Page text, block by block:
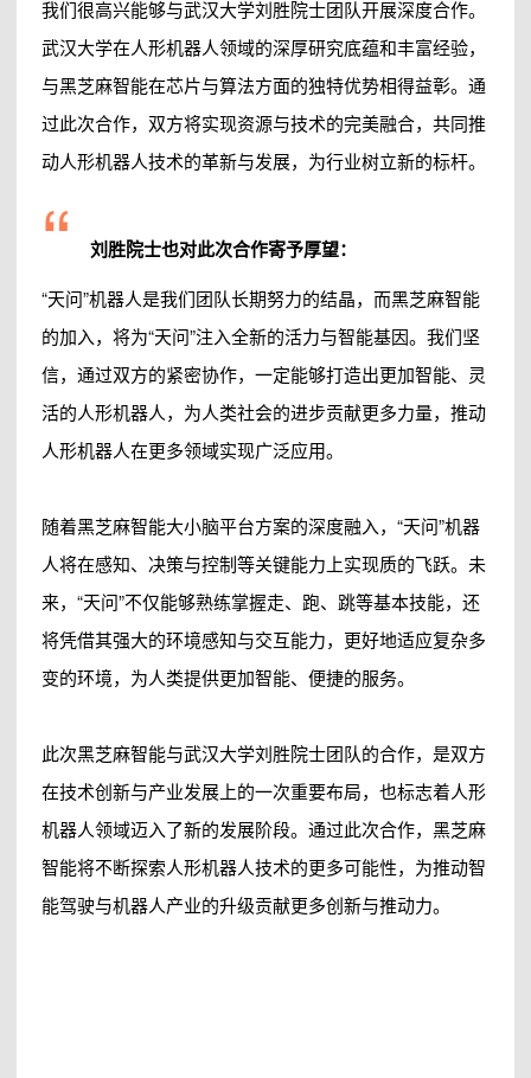
我们很高兴能够与武汉大学刘胜院士团队开展深度合作。
武汉大学在人形机器人领域的深厚研究底蕴和丰富经验，
与黑芝麻智能在芯片与算法方面的独特优势相得益彰。通
过此次合作，双方将实现资源与技术的完美融合，共同推
动人形机器人技术的革新与发展，为行业树立新的标杆。
“ 刘胜院士也对此次合作寄予厚望：
“天问”机器人是我们团队长期努力的结晶，而黑芝麻智能
的加入，将为“天问”注入全新的活力与智能基因。我们坚
信，通过双方的紧密协作，一定能够打造出更加智能、灵
活的人形机器人，为人类社会的进步贡献更多力量，推动
人形机器人在更多领域实现广泛应用。
随着黑芝麻智能大小脑平台方案的深度融入，“天问”机器
人将在感知、决策与控制等关键能力上实现质的飞跃。未
来，“天问”不仅能够熟练掌握走、跑、跳等基本技能，还
将凭借其强大的环境感知与交互能力，更好地适应复杂多
变的环境，为人类提供更加智能、便捷的服务。
此次黑芝麻智能与武汉大学刘胜院士团队的合作，是双方
在技术创新与产业发展上的一次重要布局，也标志着人形
机器人领域迈入了新的发展阶段。通过此次合作，黑芝麻
智能将不断探索人形机器人技术的更多可能性，为推动智
能驾驶与机器人产业的升级贡献更多创新与推动力。